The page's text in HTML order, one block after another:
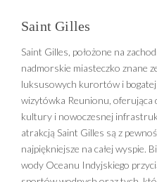
Saint Gilles
Saint Gilles, położone na
nadmorskie miasteczko znane
luksusowych kurortów i
wizytówka Reunionu, oferująca
kultury i nowoczesnej
atrakcją Saint Gilles są z
najpiękniejsze na całej wyspie.
wody Oceanu Indyjskiego